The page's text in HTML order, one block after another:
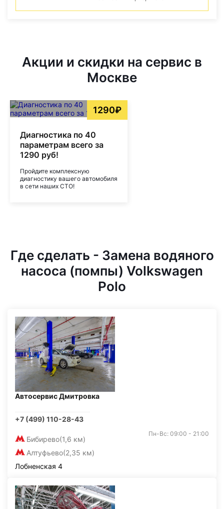
Акции и скидки на сервис в
Москве
1290₽
Диагностика по 40
параметрам всего за
1290 руб!
Пройдите комплексную
диагностику вашего автомобиля
в сети наших СТО!
Где сделать - Замена водяного
насоса (помпы) Volkswagen
Polo
Автосервис Дмитровка
+7 (499) 110-28-43
Бибирево(1,6 км)
Алтуфьево(2,35 км)
Пн-Вс: 09:00 - 21:00
Лобненская 4